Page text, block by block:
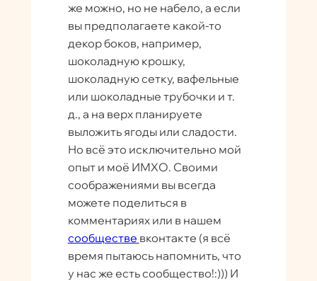
же можно, но не набело, а если
вы предполагаете какой-то
декор боков, например,
шоколадную крошку,
шоколадную сетку, вафельные
или шоколадные трубочки и т.
д., а на верх планируете
выложить ягоды или сладости.
Но всё это исключительно мой
опыт и моё ИМХО. Своими
соображениями вы всегда
можете поделиться в
комментариях или в нашем
сообществе вконтакте (я всё
время пытаюсь напомнить, что
у нас же есть сообщество!:))) И